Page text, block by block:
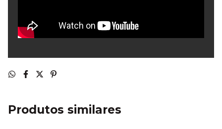
Produtos similares